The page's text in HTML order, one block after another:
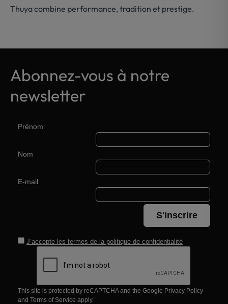
Thuya combine performance, tradition et prestige.
Abonnez-vous à notre
newsletter
Prénom
Nom
E-mail
S'inscrire
J’accepte les termes de la politique de confidentialité
This site is protected by reCAPTCHA and the Google Privacy Policy
and Terms of Service apply.